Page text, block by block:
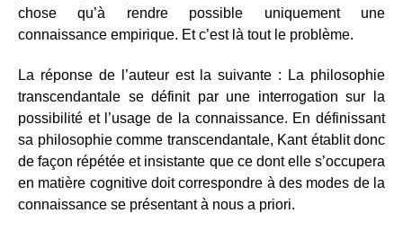
chose qu’à rendre possible uniquement une
connaissance empirique. Et c’est là tout le problème.
La réponse de l’auteur est la suivante : La philosophie
transcendantale se définit par une interrogation sur la
possibilité et l’usage de la connaissance. En définissant
sa philosophie comme transcendantale, Kant établit donc
de façon répétée et insistante que ce dont elle s’occupera
en matière cognitive doit correspondre à des modes de la
connaissance se présentant à nous a priori.